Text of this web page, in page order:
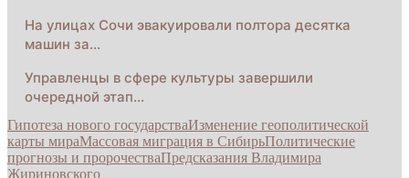
На улицах Сочи эвакуировали полтора десятка
машин за…
Управленцы в сфере культуры завершили
очередной этап…
Гипотеза нового государстваИзменение геополитической
карты мираМассовая миграция в СибирьПолитические
прогнозы и пророчестваПредсказания Владимира
Жириновского